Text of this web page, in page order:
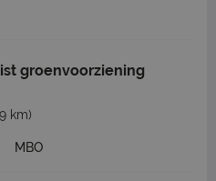
groenvoorziening
km)
MBO